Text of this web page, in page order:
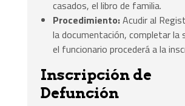
casados, el libro de familia.
Procedimiento:Acudir al
la documentación, completar la
el funcionario procederá a la
Inscripción de
Defunción